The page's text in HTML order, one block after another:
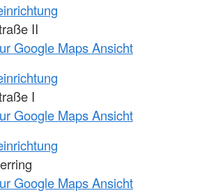
II
Google Maps Ansicht
I
Google Maps Ansicht
Google Maps Ansicht